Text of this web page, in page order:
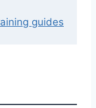
guides